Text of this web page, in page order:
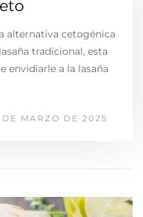
alternativa cetogénica
tradicional, esta
envidiarle a la lasaña
DE MARZO DE 2025